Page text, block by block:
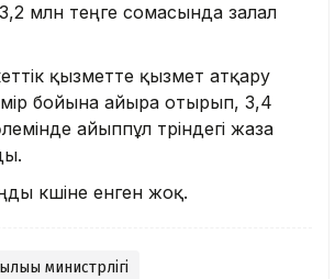
млн теңге сомасында залал
қызметте қызмет атқару
бойына айыра отырып, 3,4
айыппұл түріндегі жаза
күшіне енген жоқ.
министрлігі